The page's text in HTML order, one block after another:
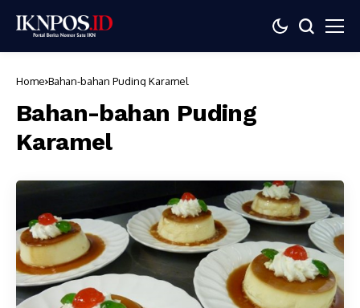
Home Bahan-bahan Puding Karamel
Bahan-bahan Puding
Karamel